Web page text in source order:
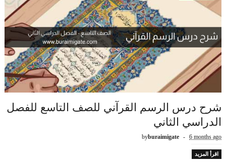
شرح درس الرسم القرآني للصف التاسع للفصل
الدراسي الثاني
byburaimigate 6 months ago
اقرأ المزيد